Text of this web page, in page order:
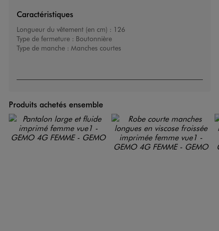
Caractéristiques
Longueur du vêtement (en cm) : 126
Type de fermeture : Boutonnière
Type de manche : Manches courtes
Produits achetés ensemble